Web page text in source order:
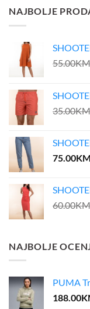
NAJBOLJE
55.00KM
35.00KM
75.00KM
60.00KM
NAJBOLJE
PUMA
188.00